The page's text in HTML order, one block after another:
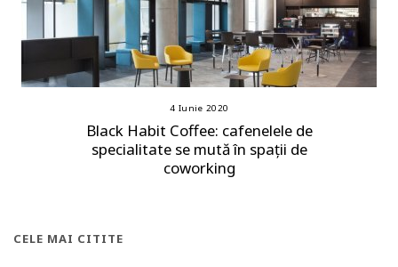
4 Iunie 2020
Black Habit Coffee: cafenelele de
specialitate se mută în spații de
coworking
CELE MAI CITITE